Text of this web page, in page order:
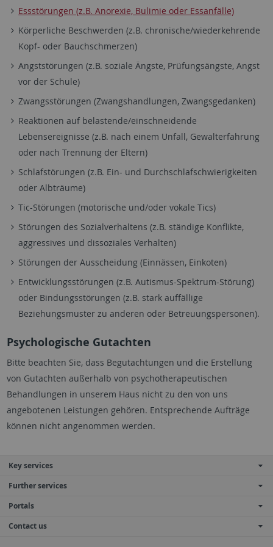
Essstörungen (z.B. Anorexie, Bulimie oder Essanfälle)
Körperliche Beschwerden (z.B. chronische/wiederkehrende
Kopf- oder Bauchschmerzen)
Angststörungen (z.B. soziale Ängste, Prüfungsängste, Angst
vor der Schule)
Zwangsstörungen (Zwangshandlungen, Zwangsgedanken)
Reaktionen auf belastende/einschneidende
Lebensereignisse (z.B. nach einem Unfall, Gewalterfahrung
oder nach Trennung der Eltern)
Schlafstörungen (z.B. Ein- und Durchschlafschwierigkeiten
oder Albträume)
Tic-Störungen (motorische und/oder vokale Tics)
Störungen des Sozialverhaltens (z.B. ständige Konflikte,
aggressives und dissoziales Verhalten)
Störungen der Ausscheidung (Einnässen, Einkoten)
Entwicklungsstörungen (z.B. Autismus-Spektrum-Störung)
oder Bindungsstörungen (z.B. stark auffällige
Beziehungsmuster zu anderen oder Betreuungspersonen).
Psychologische Gutachten
Bitte beachten Sie, dass Begutachtungen und die Erstellung
von Gutachten außerhalb von psychotherapeutischen
Behandlungen in unserem Haus nicht zu den von uns
angebotenen Leistungen gehören. Entsprechende Aufträge
können nicht angenommen werden.
Key services
Further services
Portals
Contact us